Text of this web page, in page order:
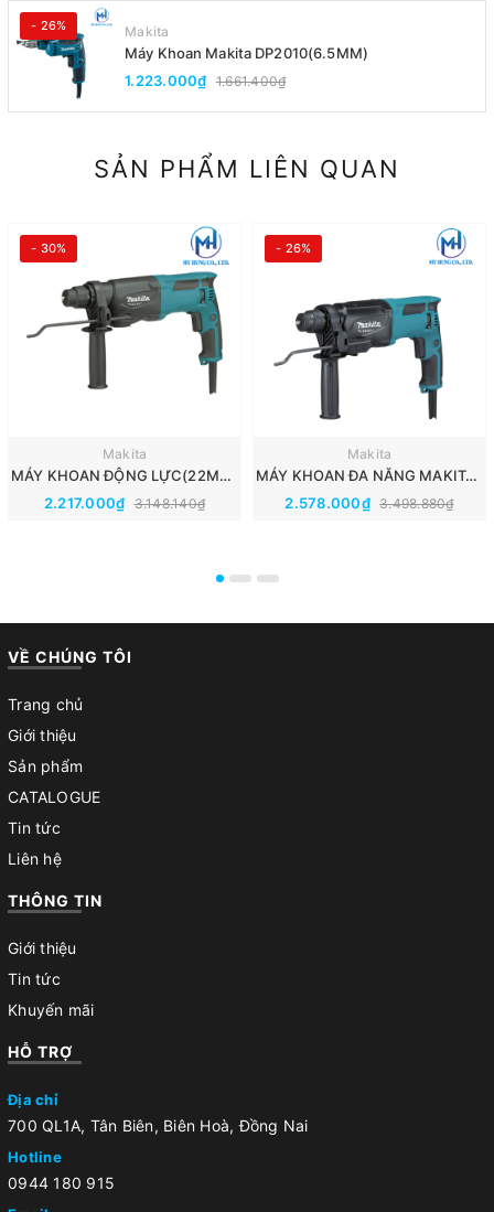
- 26% Makita
Máy Khoan Makita DP2010(6.5MM)
1.223.000₫ 1.661.400₫
SẢN PHẨM LIÊN QUAN
- 30%
Makita
MÁY KHOAN ĐỘNG LỰC(22MM) MAKITA M8700B
2.217.000₫ 3.148.140₫
- 26%
Makita
MÁY KHOAN ĐA NĂNG MAKITA M8701B(CHUÔI GÀI SDS-PLUS//26MM)
2.578.000₫ 3.498.880₫
VỀ CHÚNG TÔI
Trang chủ
Giới thiệu
Sản phẩm
CATALOGUE
Tin tức
Liên hệ
THÔNG TIN
Giới thiệu
Tin tức
Khuyến mãi
HỖ TRỢ
Địa chỉ
700 QL1A, Tân Biên, Biên Hoà, Đồng Nai
Hotline
0944 180 915